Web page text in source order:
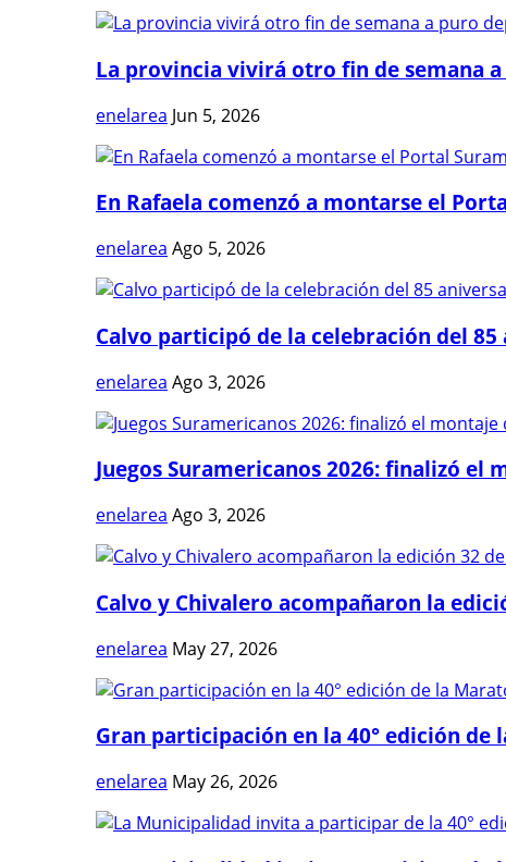
La provincia vivirá otro fin de semana
enelarea Jun 5, 2026
En Rafaela comenzó a montarse el
enelarea Ago 5, 2026
Calvo participó de la celebración del 85
enelarea Ago 3, 2026
Juegos Suramericanos 2026: finalizó el
enelarea Ago 3, 2026
Calvo y Chivalero acompañaron la
enelarea May 27, 2026
Gran participación en la 40° edición de
enelarea May 26, 2026